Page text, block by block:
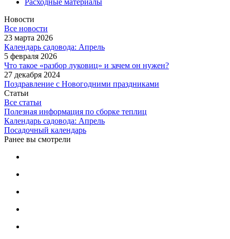
Расходные материалы
Новости
Все новости
23 марта 2026
Календарь садовода: Апрель
5 февраля 2026
Что такое «разбор луковиц» и зачем он нужен?
27 декабря 2024
Поздравление с Новогодними праздниками
Статьи
Все статьи
Полезная информация по сборке теплиц
Календарь садовода: Апрель
Посадочный календарь
Ранее вы смотрели